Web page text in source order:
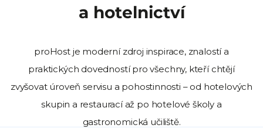
a hotelnictví
proHost je moderní zdroj inspirace, znalostí a
praktických dovedností pro všechny, kteří chtějí
zvyšovat úroveň servisu a pohostinnosti – od hotelových
skupin a restaurací až po hotelové školy a
gastronomická učiliště.